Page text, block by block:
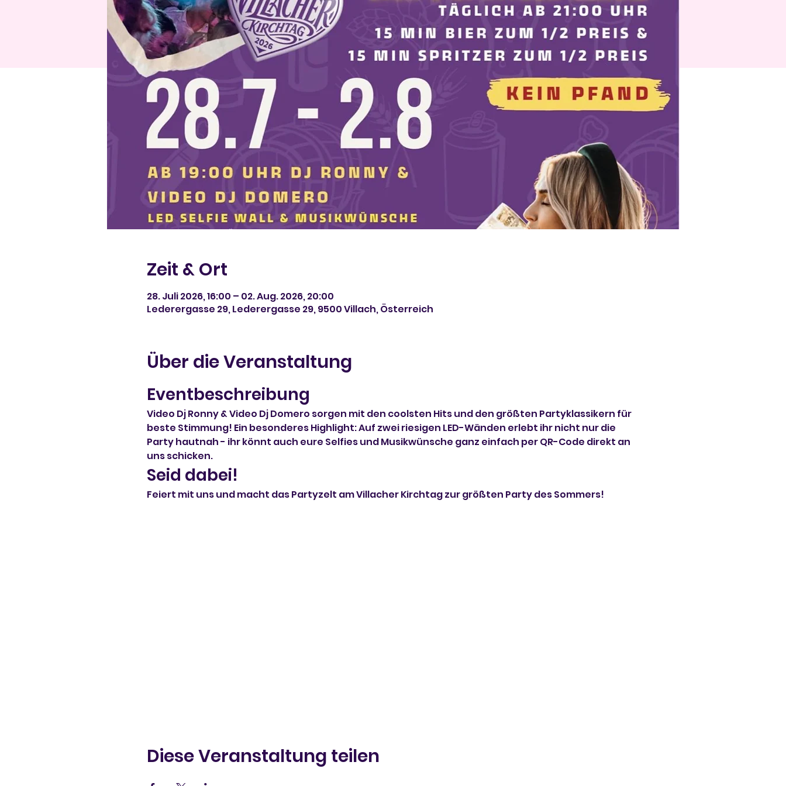
Zeit & Ort
28. Juli 2026, 16:00 – 02. Aug. 2026, 20:00
Lederergasse 29, Lederergasse 29, 9500 Villach, Österreich
Über die Veranstaltung
Eventbeschreibung
Video Dj Ronny & Video Dj Domero sorgen mit den coolsten Hits und den größten Partyklassikern für
beste Stimmung! Ein besonderes Highlight: Auf zwei riesigen LED-Wänden erlebt ihr nicht nur die
Party hautnah - ihr könnt auch eure Selfies und Musikwünsche ganz einfach per QR-Code direkt an
uns schicken.
Seid dabei!
Feiert mit uns und macht das Partyzelt am Villacher Kirchtag zur größten Party des Sommers!
Diese Veranstaltung teilen